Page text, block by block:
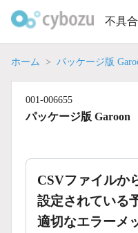
不具
ホーム パッケージ版
001-006655
パッケージ版 Garoon
CSVファイルか
設定されている
適切なエラーメ